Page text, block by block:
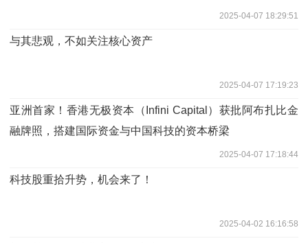
2025-04-07 18:29:51
与其悲观，不如关注核心资产
2025-04-07 17:19:23
亚洲首家！香港无极资本（Infini Capital）获批阿布扎比金
融牌照，搭建国际资金与中国科技的资本桥梁
2025-04-07 17:18:44
科技股重拾升势，机会来了！
2025-04-02 16:16:58